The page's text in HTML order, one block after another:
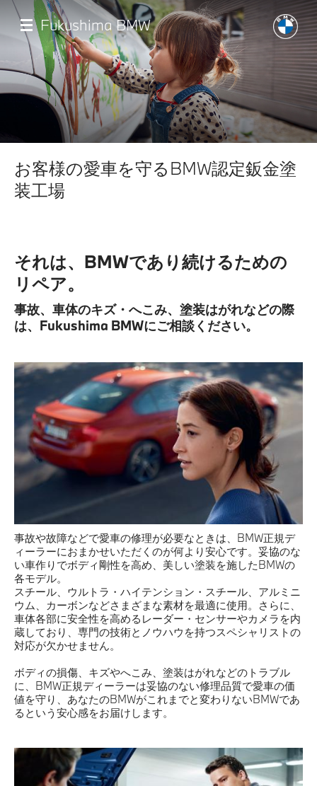
テ
ン
動
店舗一覧
モデル一覧
サービス
認定中古車
Fukushima BMW
お客様の愛車を守るBMW認定鈑金塗
装工場
それは、BMWであり続けるための
リペア。
事故、車体のキズ・へこみ、塗装はがれなどの際
は、Fukushima BMWにご相談ください。
事故や故障などで愛車の修理が必要なときは、BMW正規デ
ィーラーにおまかせいただくのが何より安心です。妥協のな
い車作りでボディ剛性を高め、美しい塗装を施したBMWの
各モデル。
スチール、ウルトラ・ハイテンション・スチール、アルミニ
ウム、カーボンなどさまざまな素材を最適に使用。さらに、
車体各部に安全性を高めるレーダー・センサーやカメラを内
蔵しており、専門の技術とノウハウを持つスペシャリストの
対応が欠かせません。
ボディの損傷、キズやへこみ、塗装はがれなどのトラブル
に、BMW正規ディーラーは妥協のない修理品質で愛車の価
値を守り、あなたのBMWがこれまでと変わりないBMWであ
るという安心感をお届けします。